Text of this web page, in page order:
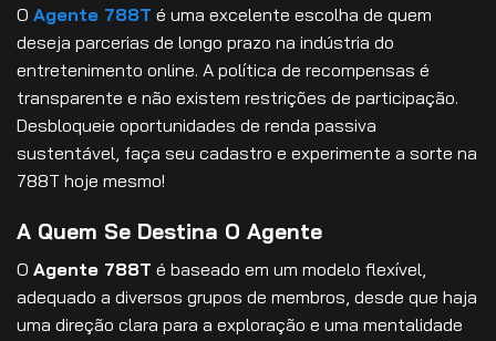
O Agente 788T é uma excelente escolha de quem
deseja parcerias de longo prazo na indústria do
entretenimento online. A política de recompensas é
transparente e não existem restrições de participação.
Desbloqueie oportunidades de renda passiva
sustentável, faça seu cadastro e experimente a sorte na
788T hoje mesmo!
A Quem Se Destina O Agente
O Agente 788T é baseado em um modelo flexível,
adequado a diversos grupos de membros, desde que haja
uma direção clara para a exploração e uma mentalidade